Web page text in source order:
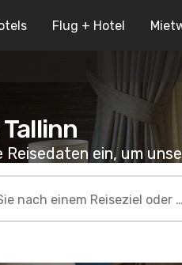
Flug + Hotel
Reisedaten ein, um
Suchen Sie nach einem Reiseziel oder Hotel